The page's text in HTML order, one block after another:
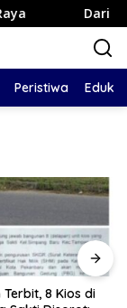
Dari Pencatatan
Peristiwa
Terbit, 8 Kios di